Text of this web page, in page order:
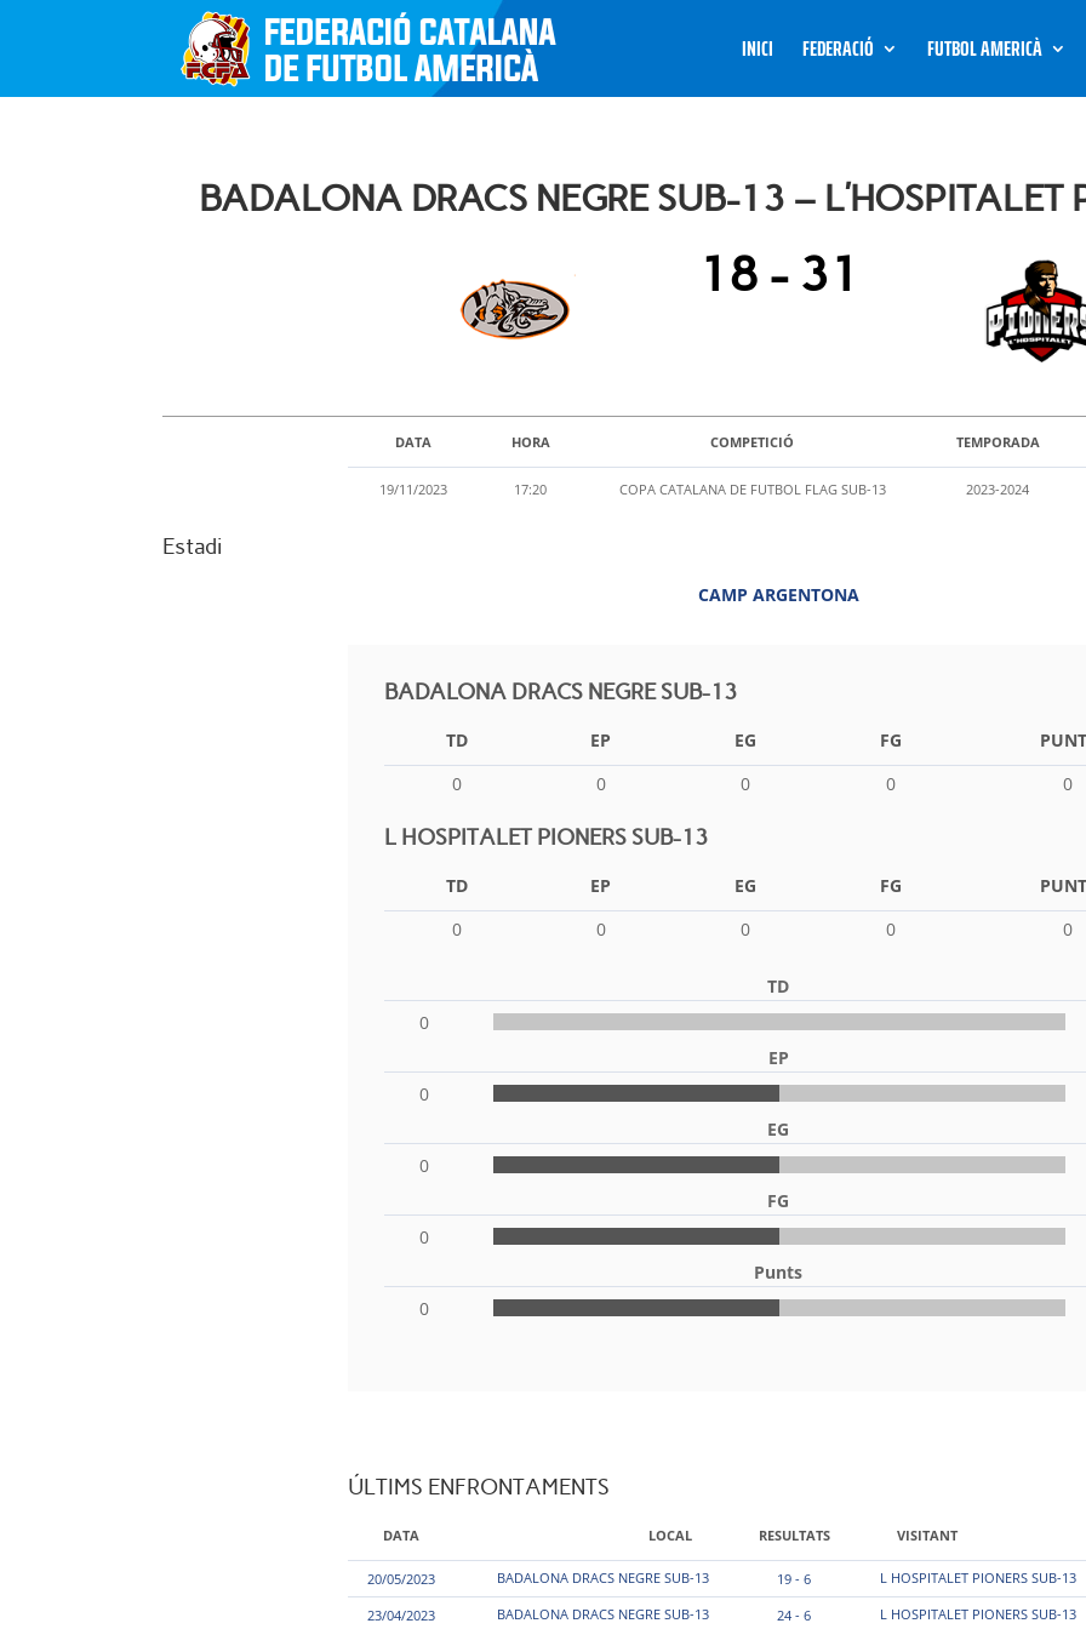
INICI FEDERACIÓ FUTBOL AMERICÀ
BADALONA DRACS NEGRE SUB-13 – L’HOSPITALET
18 - 31
DATA HORA COMPETICIÓ TEMPORADA
19/11/2023 17:20 COPA CATALANA DE FUTBOL FLAG SUB-13 2023-2024
Estadi
CAMP ARGENTONA
BADALONA DRACS NEGRE SUB-13
TD EP EG FG
0
0 0 0 0
L HOSPITALET PIONERS SUB-13
TD EP EG FG
0
0 0 0 0
TD
0
EP
0
EG
0
FG
0
Punts
0
ÚLTIMS ENFRONTAMENTS
DATA LOCAL RESULTATS VISITANT
20/05/2023 BADALONA DRACS NEGRE SUB-13 19 - 6 L HOSPITALET PIONERS SUB-13
23/04/2023
BADALONA DRACS NEGRE SUB-13 24 - 6 L HOSPITALET PIONERS SUB-13